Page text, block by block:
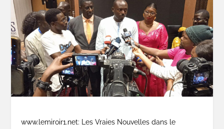
www.lemiroir1.net: Les Vraies Nouvelles dans le